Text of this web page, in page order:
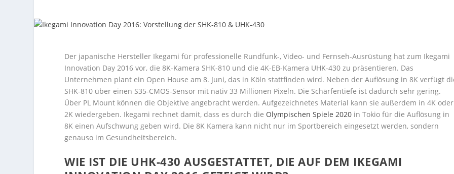
Der japanische Hersteller Ikegami für professionelle Rundfunk-, Video- und Fernseh-Ausrüstung hat zum Ikegami
Innovation Day 2016 vor, die 8K-Kamera SHK-810 und die 4K-EB-Kamera UHK-430 zu präsentieren. Das
Unternehmen plant ein Open House am 8. Juni, das in Köln stattfinden wird. Neben der Auflösung in 8K verfügt
SHK-810 über einen S35-CMOS-Sensor mit nativ 33 Millionen Pixeln. Die Schärfentiefe ist dadurch sehr gering.
Über PL Mount können die Objektive angebracht werden. Aufgezeichnetes Material kann sie außerdem in 4K oder
2K wiedergeben. Ikegami rechnet damit, dass es durch die Olympischen Spiele 2020 in Tokio für die Auflösung in
8K einen Aufschwung geben wird. Die 8K Kamera kann nicht nur im Sportbereich eingesetzt werden, sondern
genauso im Gesundheitsbereich.
WIE IST DIE UHK-430 AUSGESTATTET, DIE AUF DEM IKEGAMI